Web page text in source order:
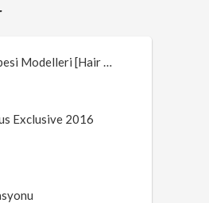
Modelleri [Hair …
Exclusive 2016